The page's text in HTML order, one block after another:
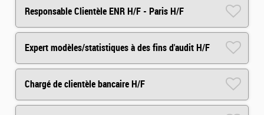
Responsable Clientèle ENR H/F - Paris H/F
Expert modèles/statistiques à des fins d'audit H/F
Chargé de clientèle bancaire H/F